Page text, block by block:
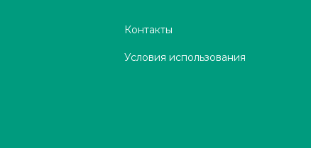
Контакты
Условия использования